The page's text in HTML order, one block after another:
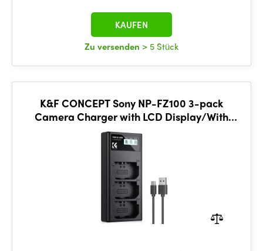
Zu versenden > 5 Stück
KAUFEN
K&F CONCEPT Sony NP-FZ100 3-pack
Camera Charger with LCD Display/With
Micro USB and Type-C cable